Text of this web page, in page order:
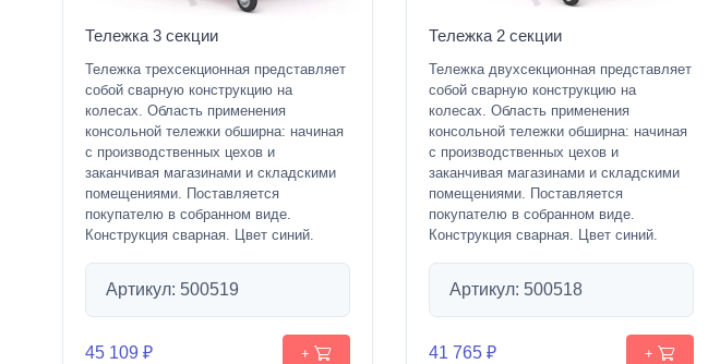
Тележка 3 секции
Тележка трехсекционная представляет
собой сварную конструкцию на
колесах. Область применения
консольной тележки обширна: начиная
с производственных цехов и
заканчивая магазинами и складскими
помещениями. Поставляется
покупателю в собранном виде.
Конструкция сварная. Цвет синий.
Артикул: 500519
45 109 ₽ +
Тележка 2 секции
Тележка двухсекционная представляет
собой сварную конструкцию на
колесах. Область применения
консольной тележки обширна: начиная
с производственных цехов и
заканчивая магазинами и складскими
помещениями. Поставляется
покупателю в собранном виде.
Конструкция сварная. Цвет синий.
Артикул: 500518
41 765 ₽ +